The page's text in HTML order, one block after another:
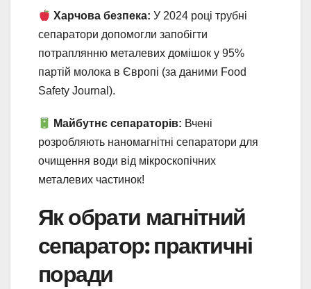
Харчова безпека: У 2024 році трубні
сепаратори допомогли запобігти
потраплянню металевих домішок у 95%
партій молока в Європі (за даними Food
Safety Journal).
Майбутнє сепараторів: Вчені
розробляють наномагнітні сепаратори для
очищення води від мікроскопічних
металевих частинок!
Як обрати магнітний
сепаратор: практичні
поради